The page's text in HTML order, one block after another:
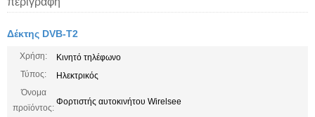
Δέκτης DVB-T2
Χρήση:
Κινητό τηλέφωνο
Τύπος:
Ηλεκτρικός
Όνομα
προϊόντος:
Φορτιστής αυτοκινήτου Wirelsee